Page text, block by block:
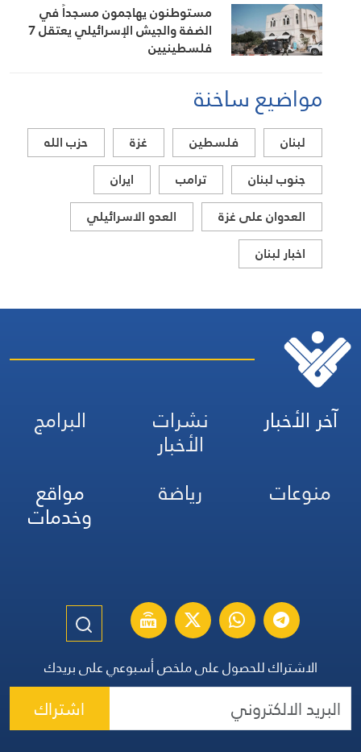
مستوطنون يهاجمون مسجداً في
الضفة والجيش الإسرائيلي يعتقل 7
فلسطينيين
مواضيع ساخنة
لبنان فلسطين غزة
حزب الله
جنوب لبنان
ترامب
ايران
العدوان على غزة
العدو الاسرائيلي
اخبار لبنان
آخر الأخبار نشرات
الأخبار
البرامج
منوعات
رياضة مواقع
وخدمات
الاشتراك للحصول على ملخص أسبوعي على بريدك
اشتراك